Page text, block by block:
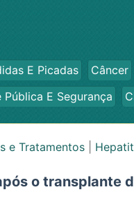
E Picadas Câncer
Pública E Segurança
e Tratamentos
o transplante